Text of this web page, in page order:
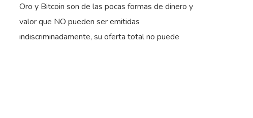
Oro y Bitcoin son de las pocas formas de dinero y
valor que NO pueden ser emitidas
indiscriminadamente, su oferta total no puede